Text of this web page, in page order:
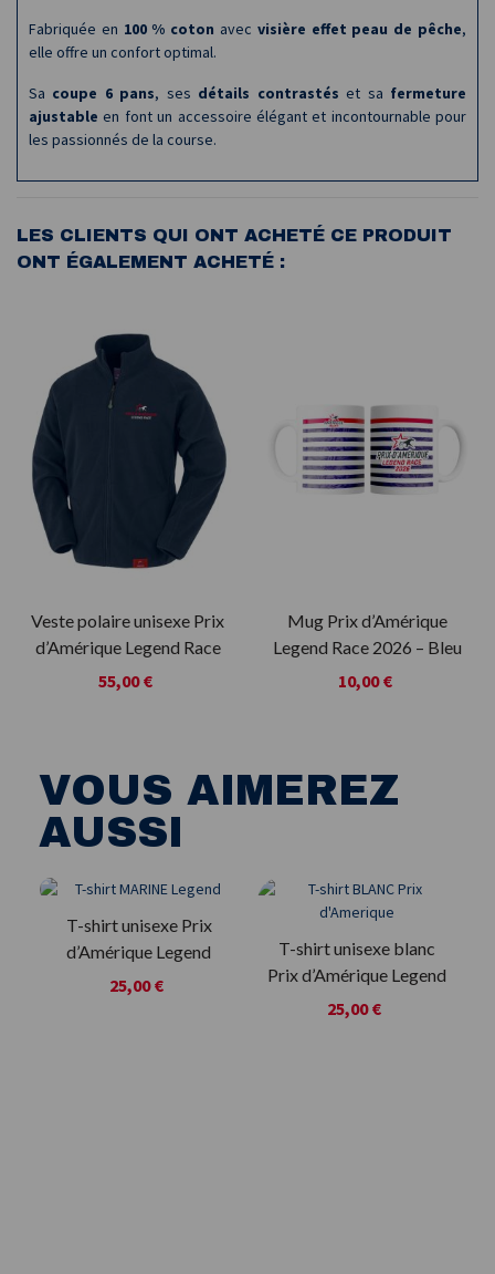
Fabriquée en 100 % coton avec visière effet peau de pêche,
elle offre un confort optimal.
Sa coupe 6 pans, ses détails contrastés et sa fermeture
ajustable en font un accessoire élégant et incontournable pour
les passionnés de la course.
LES CLIENTS QUI ONT ACHETÉ CE PRODUIT
ONT ÉGALEMENT ACHETÉ :
Veste polaire unisexe Prix
d’Amérique Legend Race
55,00 €
Mug Prix d’Amérique
Legend Race 2026 – Bleu
et rouge
10,00 €
VOUS AIMEREZ
AUSSI
T-shirt unisexe Prix
d’Amérique Legend
Race – Bleu marine
25,00 €
T-shirt unisexe blanc
Prix d’Amérique Legend
Race
25,00 €